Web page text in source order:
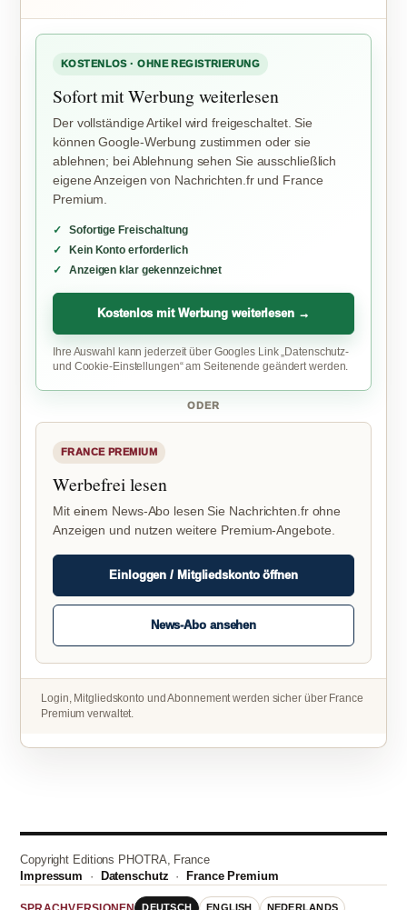
KOSTENLOS · OHNE REGISTRIERUNG
Sofort mit Werbung weiterlesen
Der vollständige Artikel wird freigeschaltet. Sie
können Google-Werbung zustimmen oder sie
ablehnen; bei Ablehnung sehen Sie ausschließlich
eigene Anzeigen von Nachrichten.fr und France
Premium.
Sofortige Freischaltung
Kein Konto erforderlich
Anzeigen klar gekennzeichnet
Kostenlos mit Werbung weiterlesen →
Ihre Auswahl kann jederzeit über Googles Link „Datenschutz-
und Cookie-Einstellungen“ am Seitenende geändert werden.
ODER
FRANCE PREMIUM
Werbefrei lesen
Mit einem News-Abo lesen Sie Nachrichten.fr ohne
Anzeigen und nutzen weitere Premium-Angebote.
Einloggen / Mitgliedskonto öffnen
News-Abo ansehen
Login, Mitgliedskonto und Abonnement werden sicher über France
Premium verwaltet.
Copyright Editions PHOTRA, France
Impressum · Datenschutz · France Premium
DEUTSCH ENGLISH NEDERLANDS